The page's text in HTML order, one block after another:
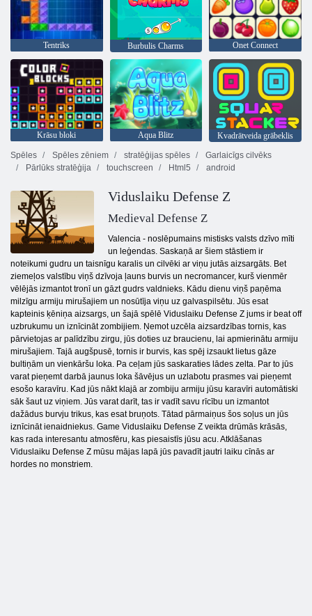
Tentriks Burbulis Charms Onet Connect
Krāsu bloki Aqua Blitz
Kvadrātveida grābeklis
Spēles
Spēles zēniem stratēģijas spēles
Garlaicīgs cilvēks
Pārlūks stratēģija
touchscreen Html5 android
Viduslaiku Defense Z
Medieval Defense Z
Valencia - noslēpumains mistisks valsts dzīvo mīti
un leģendas. Saskaņā ar šiem stāstiem ir
noteikumi gudru un taisnīgu karalis un cilvēki ar viņu jutās aizsargāts. Bet
ziemeļos valstību viņš dzīvoja ļauns burvis un necromancer, kurš vienmēr
vēlējās izmantot tronī un gāzt gudrs valdnieks. Kādu dienu viņš paņēma
milzīgu armiju mirušajiem un nosūtīja viņu uz galvaspilsētu. Jūs esat
kapteinis ķēniņa aizsargs, un šajā spēlē Viduslaiku Defense Z jums ir beat off
uzbrukumu un iznīcināt zombijiem. Ņemot uzcēla aizsardzības tornis, kas
pārvietojas ar palīdzību zirgu, jūs doties uz braucienu, lai apmierinātu armiju
mirušajiem. Tajā augšpusē, tornis ir burvis, kas spēj izsaukt lietus gāze
bultiņām un vienkāršu loka. Pa ceļam jūs saskaraties lādes zelta. Par to jūs
varat pieņemt darbā jaunus loka šāvējus un uzlabotu prasmes vai pieņemt
esošo karavīru. Kad jūs nākt klajā ar zombiju armiju jūsu karavīri automātiski
sāk šaut uz viņiem. Jūs varat darīt, tas ir vadīt savu rīcību un izmantot
dažādus burvju trikus, kas esat bruņots. Tātad pārmaiņus šos soļus un jūs
iznīcināt ienaidniekus. Game Viduslaiku Defense Z veikta drūmās krāsās,
kas rada interesantu atmosfēru, kas piesaistīs jūsu acu. Atklāšanas
Viduslaiku Defense Z mūsu mājas lapā jūs pavadīt jautri laiku cīnās ar
hordes no monstriem.